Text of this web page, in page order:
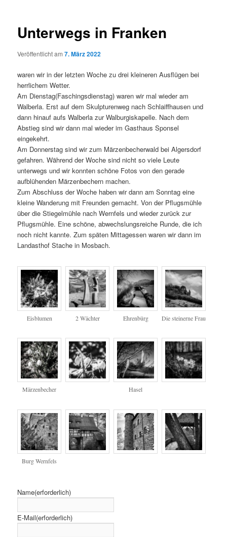
Unterwegs in Franken
Veröffentlicht am7. März 2022
waren wir in der letzten Woche zu drei kleineren Ausflügen bei
herrlichem Wetter.
Am Dienstag(Faschingsdienstag) waren wir mal wieder am
Walberla. Erst auf dem Skulpturenweg nach Schlaiffhausen und
dann hinauf aufs Walberla zur Walburgiskapelle. Nach dem
Abstieg sind wir dann mal wieder im Gasthaus Sponsel
eingekehrt.
Am Donnerstag sind wir zum Märzenbecherwald bei Algersdorf
gefahren. Während der Woche sind nicht so viele Leute
unterwegs und wir konnten schöne Fotos von den gerade
aufblühenden Märzenbechern machen.
Zum Abschluss der Woche haben wir dann am Sonntag eine
kleine Wanderung mit Freunden gemacht. Von der Pflugsmühle
über die Stiegelmühle nach Wernfels und wieder zurück zur
Pflugsmühle. Eine schöne, abwechslungsreiche Runde, die ich
noch nicht kannte. Zum späten Mittagessen waren wir dann im
Landasthof Stache in Mosbach.
Eisblumen 2 Wächter Ehrenbürg Die steinerne Frau
Märzenbecher Hasel
Burg Wernfels
Name(erforderlich)
E-Mail(erforderlich)